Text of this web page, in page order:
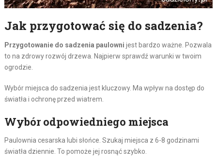
Jak przygotować się do sadzenia?
Przygotowanie do sadzenia paulowni jest bardzo ważne. Pozwala
to na zdrowy rozwój drzewa. Najpierw sprawdź warunki w twoim
ogrodzie.
Wybór miejsca do sadzenia jest kluczowy. Ma wpływ na dostęp do
światła i ochronę przed wiatrem.
Wybór odpowiedniego miejsca
Paulownia cesarska lubi słońce. Szukaj miejsca z 6-8 godzinami
światła dziennie. To pomoże jej rosnąć szybko.